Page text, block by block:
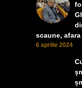
scaune, afara
6 aprilie 2024